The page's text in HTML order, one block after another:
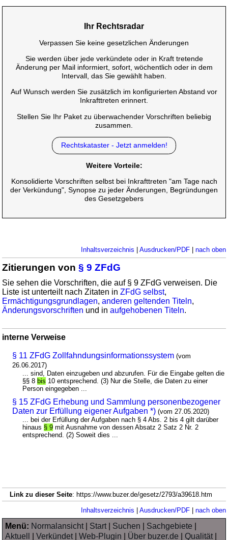
Ihr Rechtsradar
Verpassen Sie keine gesetzlichen Änderungen
Sie werden über jede verkündete oder in Kraft tretende
Änderung per Mail informiert, sofort, wöchentlich oder in dem
Intervall, das Sie gewählt haben.
Auf Wunsch werden Sie zusätzlich im konfigurierten Abstand vor
Inkrafttreten erinnert.
Stellen Sie Ihr Paket zu überwachender Vorschriften beliebig
zusammen.
Rechtskataster - Jetzt anmelden!
Weitere Vorteile:
Konsolidierte Vorschriften selbst bei Inkrafttreten "am Tage nach
der Verkündung", Synopse zu jeder Änderungen, Begründungen
des Gesetzgebers
Inhaltsverzeichnis Ausdrucken/PDF| nach oben
Zitierungen von§ 9 ZFdG
Sie sehen die Vorschriften, die auf § 9 ZFdG verweisen. Die
Liste ist unterteilt nach Zitaten inZFdG selbst,
Ermächtigungsgrundlagen,anderen geltenden Titeln,
Änderungsvorschriften und inaufgehobenen Titeln.
interne Verweise
§ 11 ZFdG Zollfahndungsinformationssystem (vom
26.06.2017)
... sind, Daten einzugeben und abzurufen. Für die Eingabe gelten die
§§ 8 bis 10 entsprechend. (3) Nur die Stelle, die Daten zu einer
Person eingegeben ...
§ 15 ZFdG Erhebung und Sammlung personenbezogener
Daten zur Erfüllung eigener Aufgaben *) (vom 27.05.2020)
... bei der Erfüllung der Aufgaben nach § 4 Abs. 2 bis 4 gilt darüber
hinaus § 9 mit Ausnahme von dessen Absatz 2 Satz 2 Nr. 2
entsprechend. (2) Soweit dies ...
Link zu dieser Seite: https://www.buzer.de/gesetz/2793/a39618.htm
Inhaltsverzeichnis Ausdrucken/PDF| nach oben
Menü: Normalansicht| Start| Suchen Sachgebiete
Aktuell
|Verkündet|Web-Plugin Über buzer.de |Qualität|